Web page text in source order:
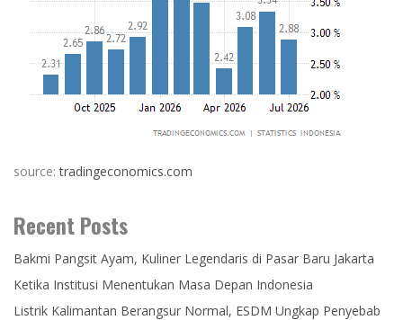
source:tradingeconomics.com
Recent Posts
Bakmi Pangsit Ayam, Kuliner Legendaris di Pasar Baru Jakarta
Ketika Institusi Menentukan Masa Depan Indonesia
Listrik Kalimantan Berangsur Normal, ESDM Ungkap Penyebab